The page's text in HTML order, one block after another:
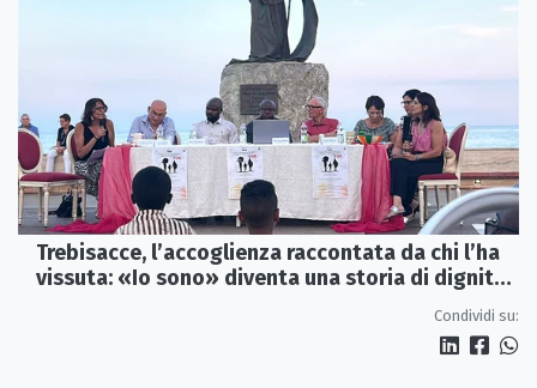
Trebisacce, l’accoglienza raccontata da chi l’ha
vissuta: «Io sono» diventa una storia di dignità
Condividi su: